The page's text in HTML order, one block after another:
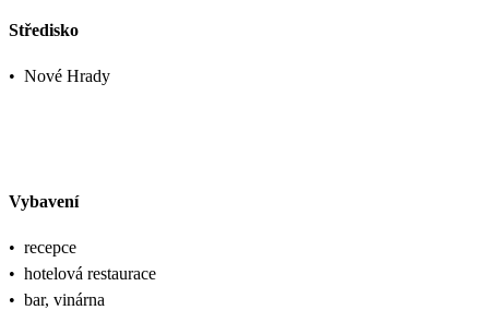
Středisko
• Nové Hrady
Vybavení
• recepce
• hotelová restaurace
• bar, vinárna